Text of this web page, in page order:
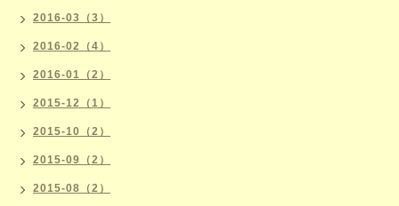
2016-03（3）
2016-02（4）
2016-01（2）
2015-12（1）
2015-10（2）
2015-09（2）
2015-08（2）